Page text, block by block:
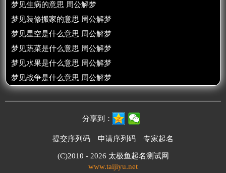
梦见生病的意思 周公解梦
梦见装修搬家的意思 周公解梦
梦见星空是什么意思 周公解梦
梦见蔬菜是什么意思 周公解梦
梦见水果是什么意思 周公解梦
梦见战争是什么意思 周公解梦
分享到：
提交序列码 申请序列码 专家起名
(C)2010 - 2026 太极鱼起名测试网
www.taijiyu.net